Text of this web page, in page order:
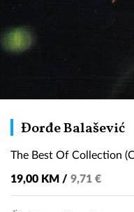
Đorđe Balašević
The Best Of Collection
19,00 KM / 9,71 €